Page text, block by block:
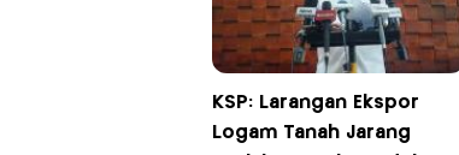
KSP: Larangan Ekspor
Logam Tanah Jarang